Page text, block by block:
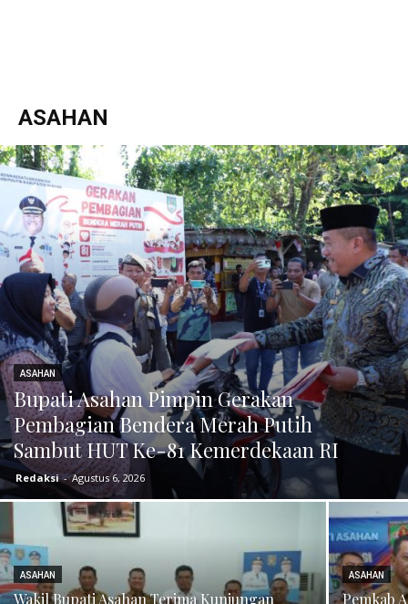
ASAHAN
ASAHAN
Bupati Asahan Pimpin Gerakan
Pembagian Bendera Merah Putih
Sambut HUT Ke-81 Kemerdekaan RI
Redaksi - Agustus 6, 2026
ASAHAN
Wakil Bupati Asahan Terima Kunjungan
ASAHAN
Pemkab